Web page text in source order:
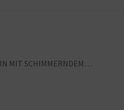
MIT SCHIMMERNDEM…